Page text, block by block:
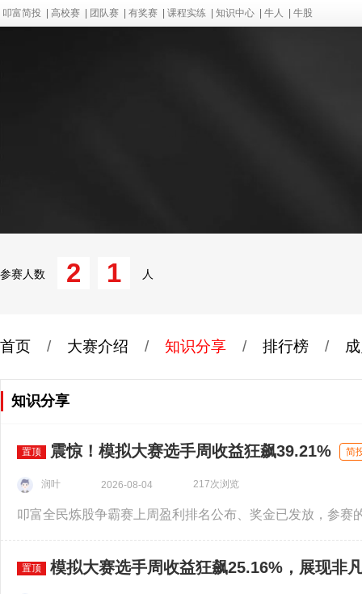
叩富简投 高校赛 团队赛 有奖赛 课程实练 知识中心 牛人 牛股
参赛人数 2 1 人
首页 / 大赛介绍 / 知识分享 / 排行榜 /
知识分享
置顶 震惊！模拟大赛选手周收益狂飙39.21% 简
润叶 2026-08-04 217次浏览
置顶 模拟大赛选手周收益狂飙25.16%，展现非